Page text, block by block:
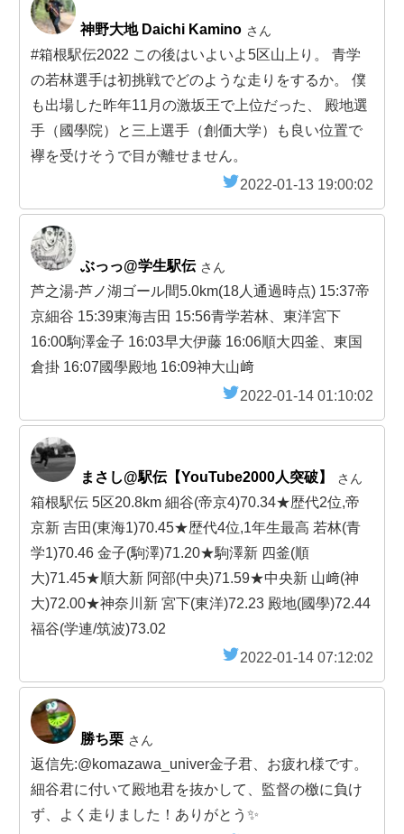
神野大地 Daichi Kamino さん
#箱根駅伝2022 この後はいよいよ5区山上り。 青学
の若林選手は初挑戦でどのような走りをするか。 僕
も出場した昨年11月の激坂王で上位だった、 殿地選
手（國學院）と三上選手（創価大学）も良い位置で
襷を受けそうで目が離せません。
2022-01-13 19:00:02
ぶっっ@学生駅伝 さん
芦之湯-芦ノ湖ゴール間5.0km(18人通過時点) 15:37帝
京細谷 15:39東海吉田 15:56青学若林、東洋宮下
16:00駒澤金子 16:03早大伊藤 16:06順大四釜、東国
倉掛 16:07國學殿地 16:09神大山﨑
2022-01-14 01:10:02
まさし@駅伝【YouTube2000人突破】 さん
箱根駅伝 5区20.8km 細谷(帝京4)70.34★歴代2位,帝
京新 吉田(東海1)70.45★歴代4位,1年生最高 若林(青
学1)70.46 金子(駒澤)71.20★駒澤新 四釜(順
大)71.45★順大新 阿部(中央)71.59★中央新 山﨑(神
大)72.00★神奈川新 宮下(東洋)72.23 殿地(國學)72.44
福谷(学連/筑波)73.02
2022-01-14 07:12:02
勝ち栗 さん
返信先:@komazawa_univer金子君、お疲れ様です。
細谷君に付いて殿地君を抜かして、監督の檄に負け
ず、よく走りました！ありがとう✨